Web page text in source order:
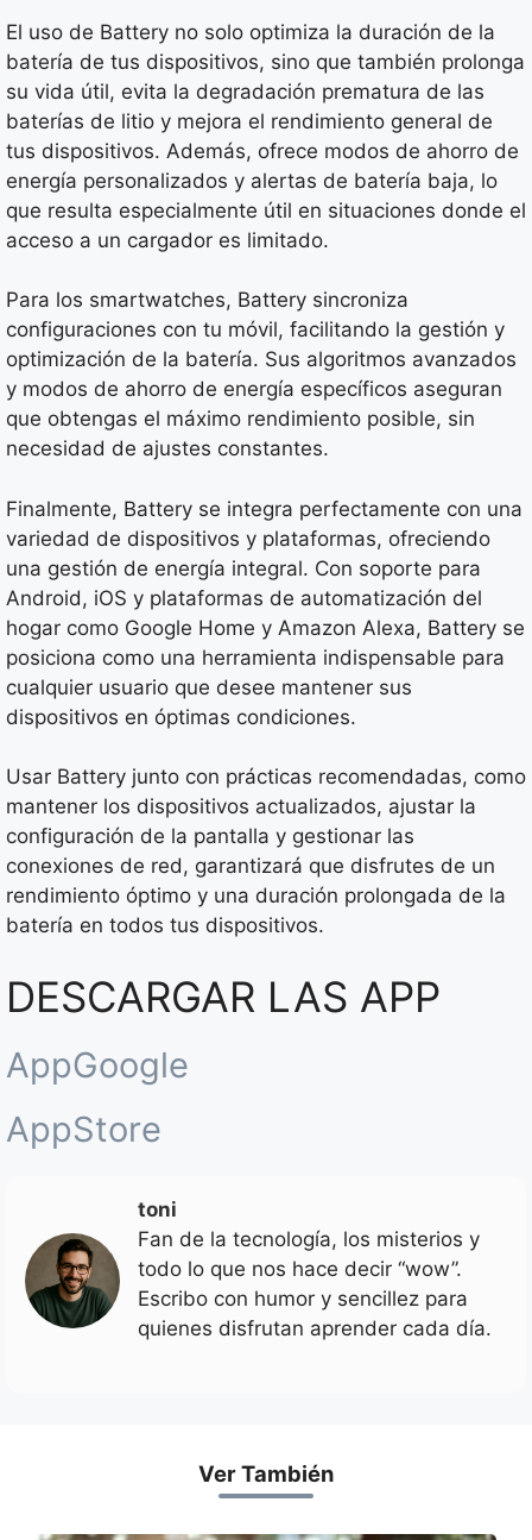
El uso de Battery no solo optimiza la duración de la
batería de tus dispositivos, sino que también prolonga
su vida útil, evita la degradación prematura de las
baterías de litio y mejora el rendimiento general de
tus dispositivos. Además, ofrece modos de ahorro de
energía personalizados y alertas de batería baja, lo
que resulta especialmente útil en situaciones donde el
acceso a un cargador es limitado.
Para los smartwatches, Battery sincroniza
configuraciones con tu móvil, facilitando la gestión y
optimización de la batería. Sus algoritmos avanzados
y modos de ahorro de energía específicos aseguran
que obtengas el máximo rendimiento posible, sin
necesidad de ajustes constantes.
Finalmente, Battery se integra perfectamente con una
variedad de dispositivos y plataformas, ofreciendo
una gestión de energía integral. Con soporte para
Android, iOS y plataformas de automatización del
hogar como Google Home y Amazon Alexa, Battery se
posiciona como una herramienta indispensable para
cualquier usuario que desee mantener sus
dispositivos en óptimas condiciones.
Usar Battery junto con prácticas recomendadas, como
mantener los dispositivos actualizados, ajustar la
configuración de la pantalla y gestionar las
conexiones de red, garantizará que disfrutes de un
rendimiento óptimo y una duración prolongada de la
batería en todos tus dispositivos.
DESCARGAR LAS APP
AppGoogle
AppStore
toni
Fan de la tecnología, los misterios y
todo lo que nos hace decir “wow”.
Escribo con humor y sencillez para
quienes disfrutan aprender cada día.
Ver También